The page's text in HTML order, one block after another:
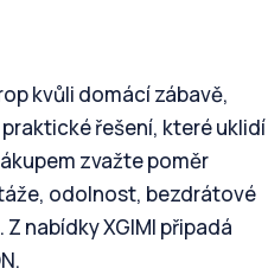
kvůli domácí zábavě,
řešení, které uklidí
zvažte poměr
odolnost, bezdrátové
nabídky XGIMI připadá